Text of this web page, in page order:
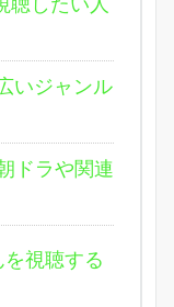
いジャンル
ドラや関連
視聴する